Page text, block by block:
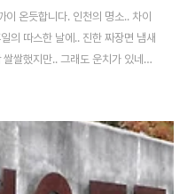
온듯합니다. 인천의 명소.. 차이
의 따스한 날에.. 진한 짜장면 냄새
쌀했지만.. 그래도 운치가 있네
민들.. 그리고 저와 같은 찍사들!~
습니다. 멀리 보이는 서해앞바다
습니다. 높은 곳에서 바라다본... 서
생각납니다. 배고파지네요^^
DG 2010-11-21